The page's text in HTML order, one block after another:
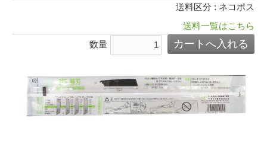
送料区分 : ネコポス
送料一覧はこちら
数量